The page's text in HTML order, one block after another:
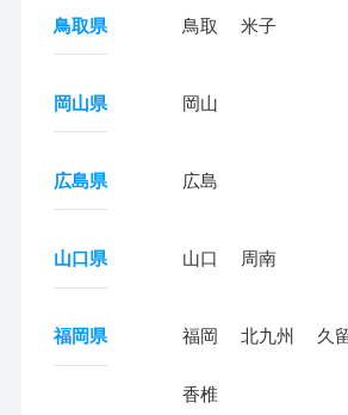
鳥取県 鳥取 米子
岡山県 岡山
広島県 広島
山口県 山口 周南
福岡県 福岡 北九州 久
香椎